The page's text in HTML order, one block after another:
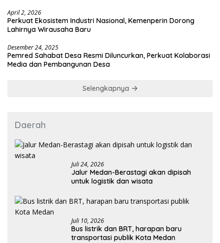
April 2, 2026
Perkuat Ekosistem Industri Nasional, Kemenperin Dorong
Lahirnya Wirausaha Baru
Desember 24, 2025
Pemred Sahabat Desa Resmi Diluncurkan, Perkuat Kolaborasi
Media dan Pembangunan Desa
Selengkapnya
Daerah
Juli 24, 2026
Jalur Medan-Berastagi akan dipisah
untuk logistik dan wisata
Juli 10, 2026
Bus listrik dan BRT, harapan baru
transportasi publik Kota Medan